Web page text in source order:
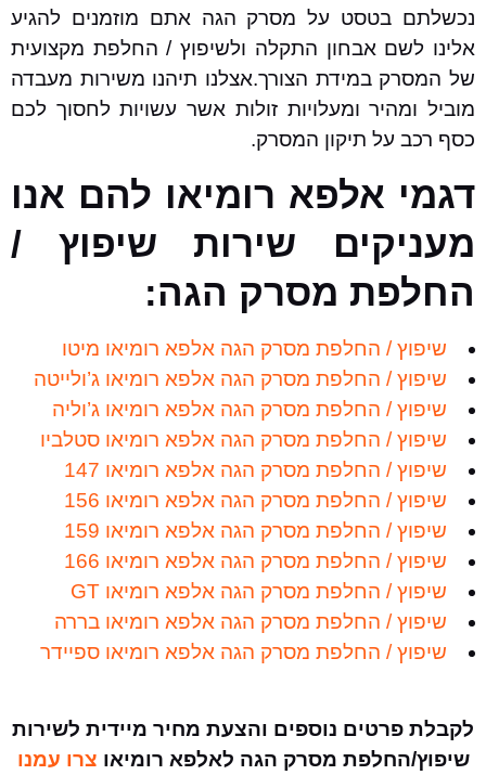
נכשלתם בטסט על מסרק הגה אתם מוזמנים להגיע
אלינו לשם אבחון התקלה ולשיפוץ / החלפת מקצועית
של המסרק במידת הצורך.אצלנו תיהנו משירות מעבדה
מוביל ומהיר ומעלויות זולות אשר עשויות לחסוך לכם
כסף רכב על תיקון המסרק.
דגמי אלפא רומיאו להם אנו
מעניקים שירות שיפוץ /
החלפת מסרק הגה:
שיפוץ / החלפת מסרק הגה אלפא רומיאו מיטו
שיפוץ / החלפת מסרק הגה אלפא רומיאו ג’ולייטה
שיפוץ / החלפת מסרק הגה אלפא רומיאו ג’וליה
שיפוץ / החלפת מסרק הגה אלפא רומיאו סטלביו
שיפוץ / החלפת מסרק הגה אלפא רומיאו 147
שיפוץ / החלפת מסרק הגה אלפא רומיאו 156
שיפוץ / החלפת מסרק הגה אלפא רומיאו 159
שיפוץ / החלפת מסרק הגה אלפא רומיאו 166
שיפוץ / החלפת מסרק הגה אלפא רומיאו GT
שיפוץ / החלפת מסרק הגה אלפא רומיאו בררה
שיפוץ / החלפת מסרק הגה אלפא רומיאו ספיידר
לקבלת פרטים נוספים והצעת מחיר מיידית לשירות
שיפוץ/החלפת מסרק הגה לאלפא רומיאו צרו עמנו